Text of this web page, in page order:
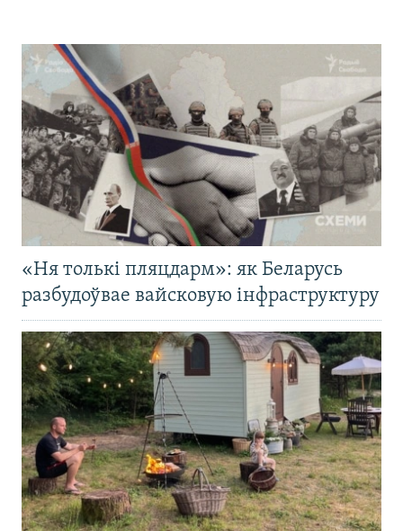
«Ня толькі пляцдарм»: як Беларусь
разбудоўвае вайсковую інфраструктуру